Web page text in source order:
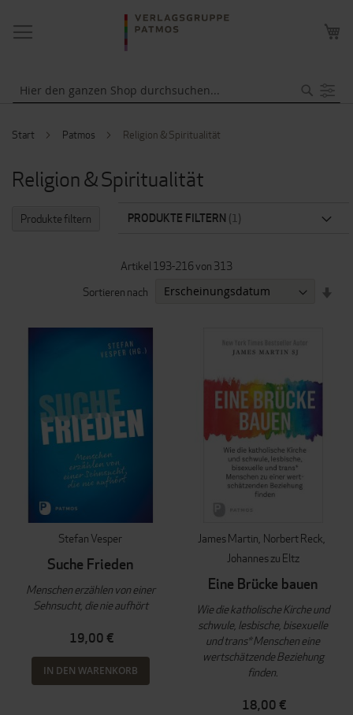
NAVIGATION
UMSCHALTEN
Start Patmos Religion & Spiritualität
Religion & Spiritualität
Artikel 193-216von 313
Sortieren nach
Stefan Vesper
Suche Frieden
Menschen erzählen von einer
Sehnsucht, die nie aufhört
19,00 €
IN DEN WARENKORB
James Martin Norbert Reck
Johannes zu Eltz
Eine Brücke bauen
Wie die katholische Kirche und
schwule, lesbische, bisexuelle
und trans* Menschen eine
wertschätzende Beziehung
finden.
18,00 €
Produkte filtern PRODUKTE FILTERN